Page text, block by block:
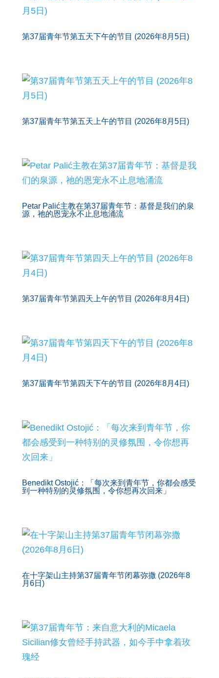
第37届青年节第五天下午的节目 (2026年8月5日)
第37届青年节第五天上午的节目 (2026年8月5日)
Petar Palić主教在第37届青年节：基督是我们的泉
源，祂的恩宠永不止息地涌流
第37届青年节第四天上午的节目 (2026年8月4日)
第37届青年节第四天下午的节目 (2026年8月4日)
Benedikt Ostojić：「每次来到青年节，你都会感受
到一种特别的灵修氛围，令你想再次回来」
在十字架山主持第37届青年节闭幕弥撒 (2026年8
月6日)